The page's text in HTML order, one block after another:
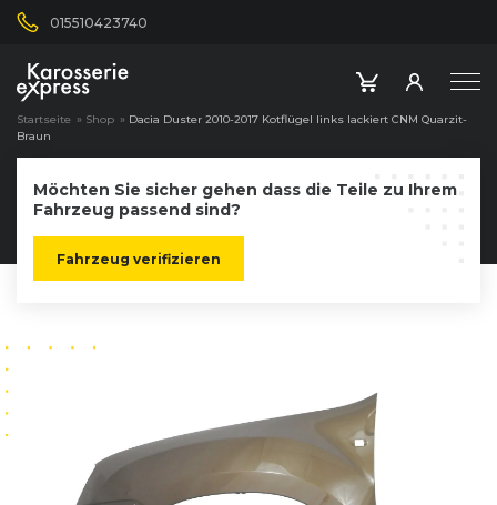
015510423740
Startseite » Shop » Dacia Duster 2010-2017 Kotflügel links lackiert CNM Quarzit-
Braun
Möchten Sie sicher gehen dass die Teile zu Ihrem
Fahrzeug passend sind?
Fahrzeug verifizieren